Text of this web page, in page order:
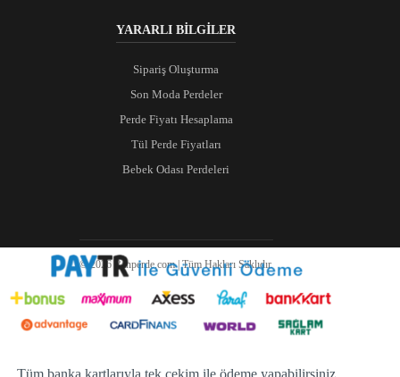
YARARLI BİLGİLER
Sipariş Oluşturma
Son Moda Perdeler
Perde Fiyatı Hesaplama
Tül Perde Fiyatları
Bebek Odası Perdeleri
© 2026 Ranperde.com | Tüm Hakları Saklıdır.
Tüm banka kartlarıyla tek çekim ile ödeme yapabilirsiniz